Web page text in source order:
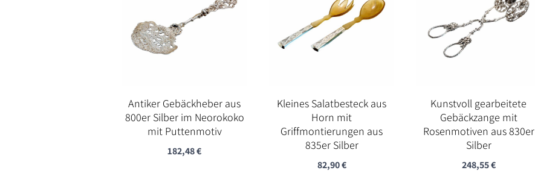
Antiker Gebäckheber aus
800er Silber im Neorokoko
mit Puttenmotiv
182,48€
Kleines Salatbesteck aus
Horn mit
Griffmontierungen aus
835er Silber
82,90€
Kunstvoll gearbeitete
Gebäckzange mit
Rosenmotiven aus 830er
Silber
248,55€